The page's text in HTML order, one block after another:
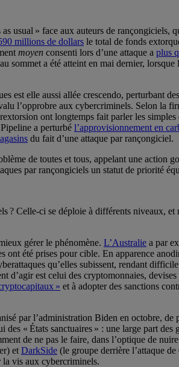
usual » face aux auteurs de rançongiciels,
millions de dollars le total de fonds
moyen consenti lors d’une attaque a plus
sommet a été atteint en mai dernier,
est elle aussi allée crescendo, perturbant
l’opprobre aux cybercriminels. Selon la
ont longtemps fait parler les
a perturbé l’approvisionnement en
du fait d’une attaque par rançongiciel.
de toutes et tous, appelant une action
par rançongiciels un statut de priorité
Celle-ci se déploie à différents niveaux,
gérer le phénomène. L’Australie a par
été prises pour cible. En apparence
qu’elles subissent, rendant
est celui des cryptomonnaies,
» et à adopter des sanctions
par l’administration Biden en octobre,
« États sanctuaires » : une large part
de ne pas le faire, dans l’optique de
et DarkSide (le groupe derrière l’attaque
la vis aux cybercriminels.